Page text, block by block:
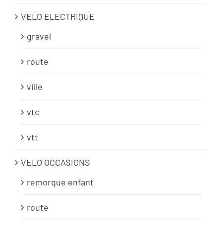
VELO ELECTRIQUE
gravel
route
ville
vtc
vtt
VELO OCCASIONS
remorque enfant
route